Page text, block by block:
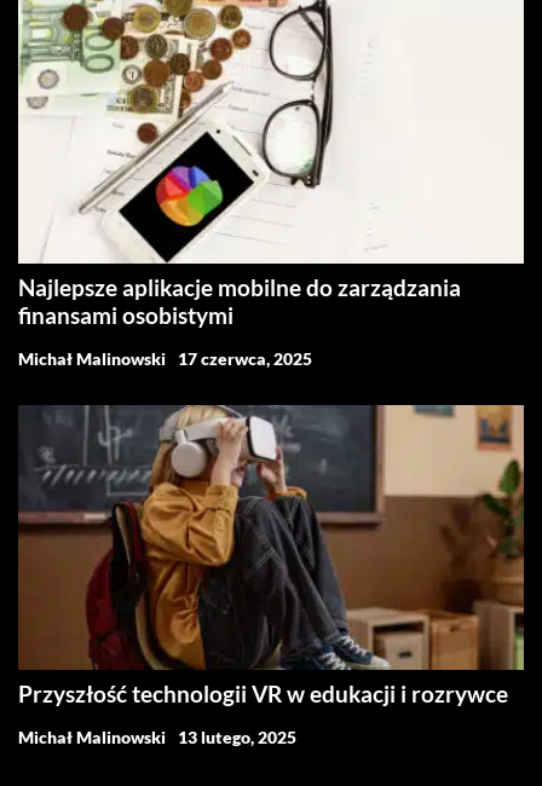
Najlepsze aplikacje mobilne do zarządzania
finansami osobistymi
Michał Malinowski 17 czerwca, 2025
Przyszłość technologii VR w edukacji i rozrywce
Michał Malinowski 13 lutego, 2025